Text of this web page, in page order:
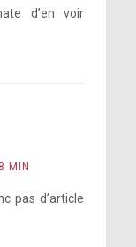
d’en voir
MIN
pas d’article